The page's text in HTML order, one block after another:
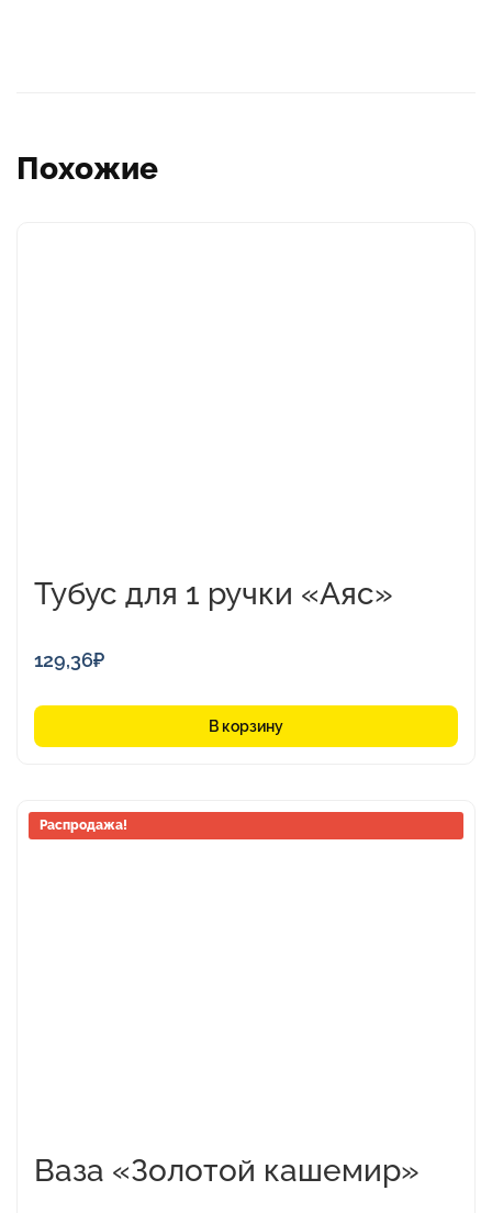
Похожие
Тубус для 1 ручки «Аяс»
129,36₽
В корзину
Распродажа!
Ваза «Золотой кашемир»